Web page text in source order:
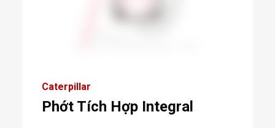
Caterpillar
Phớt Tích Hợp Integral